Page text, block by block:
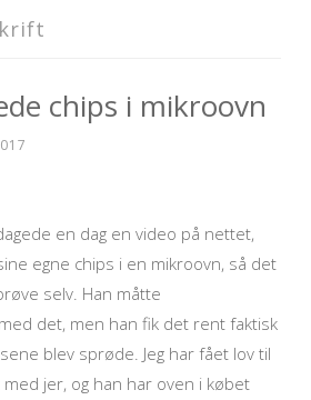
chips i mikroovn
en dag en video på nettet,
egne chips i en mikroovn, så det
selv. Han måtte
det, men han fik det rent faktisk
blev sprøde. Jeg har fået lov til
jer, og han har oven i købet